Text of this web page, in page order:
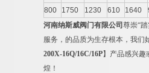
800
1750 1230 610 1640
河南纳斯威阀门有限公司 尊崇“
服务，的品质为生存根本，我们
200X-16Q/16C/16P】产品感兴
煌！